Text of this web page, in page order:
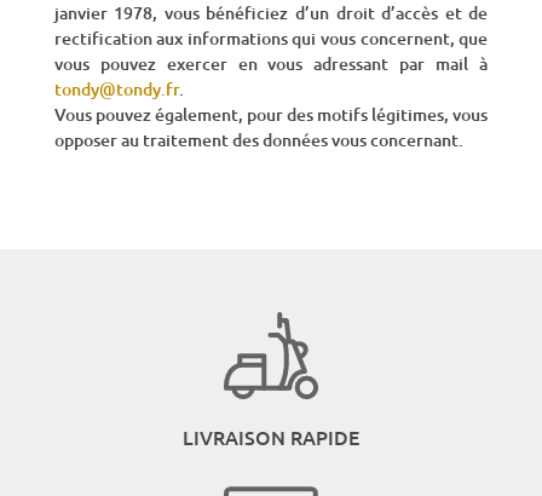
janvier 1978, vous bénéficiez d’un droit d’accès et de
rectification aux informations qui vous concernent, que
vous pouvez exercer en vous adressant par mail à
tondy@tondy.fr.
Vous pouvez également, pour des motifs légitimes, vous
opposer au traitement des données vous concernant.
LIVRAISON RAPIDE